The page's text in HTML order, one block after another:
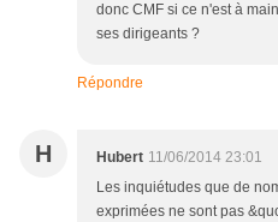
donc CMF si ce n'est à
ses dirigeants ?
Répondre
H Hubert 11/06/2014 23:01
Les inquiétudes que de
exprimées ne sont pas